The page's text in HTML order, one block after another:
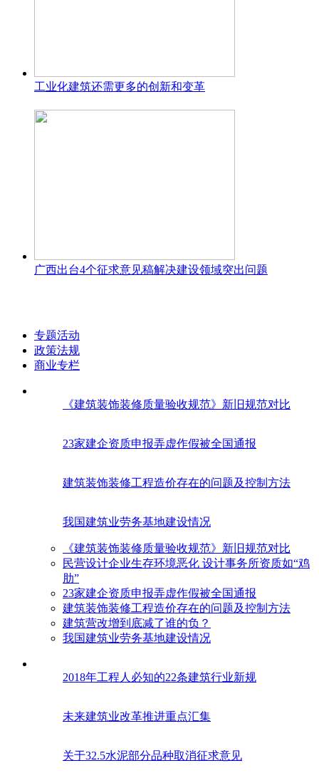
工业化建筑还需更多的创新和变革
广西出台4个征求意见稿解决建设领域突出问题
专题活动
政策法规
商业专栏
《建筑装饰装修质量验收规范》新旧规范对比
23家建企资质申报弄虚作假被全国通报
建筑装饰装修工程造价存在的问题及控制方法
我国建筑业劳务基地建设情况
《建筑装饰装修质量验收规范》新旧规范对比
民营设计企业生存环境恶化 设计事务所资质如“鸡
肋”
23家建企资质申报弄虚作假被全国通报
建筑装饰装修工程造价存在的问题及控制方法
建筑营改增到底减了谁的负？
我国建筑业劳务基地建设情况
2018年工程人必知的22条建筑行业新规
未来建筑业改革推进重点汇集
关于32.5水泥部分品种取消征求意见